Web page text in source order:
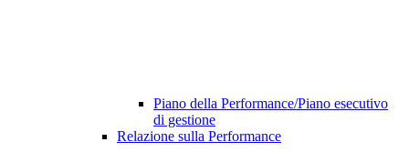
Piano della Performance/Piano esecutivo
di gestione
Relazione sulla Performance